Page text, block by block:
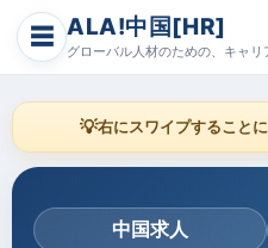
☰ ALA!中国[HR]
グローバル人材のための、キャ
💡右にスワイプすること
中国求人